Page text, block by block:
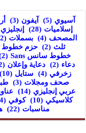
آسيوي (5) آيفون (3)
إسلاميات (28) إنجليزي
المصحف (4) بسملات (2)
ثلث (2) حزم خطوط
خطوط سانس Sans
(2)
دعاء (2) دعاية وإعلان (22)
زخرفي (4) ستايل (10)
صحف ومجلات (3)
عربي إنجليزي (14)
كلاسيكي (10) كوفي (4)
مناسبات (22)